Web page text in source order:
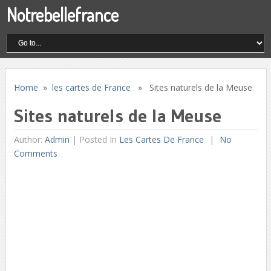
Notrebellefrance
Home » les cartes de France » Sites naturels de la Meuse
Sites naturels de la Meuse
Author: Admin | Posted In Les Cartes De France
No
Comments